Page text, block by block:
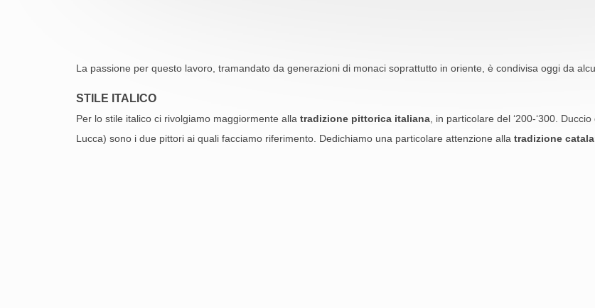
La passione per questo lavoro, tramandato da generazioni di monaci soprattutto in oriente, è condivisa oggi da
STILE ITALICO
Per lo stile italico ci rivolgiamo maggiormente alla tradizione pittorica italiana , in particolare del ‘200-‘300.
Lucca) sono i due pittori ai quali facciamo riferimento. Dedichiamo una particolare attenzione alla tradizione